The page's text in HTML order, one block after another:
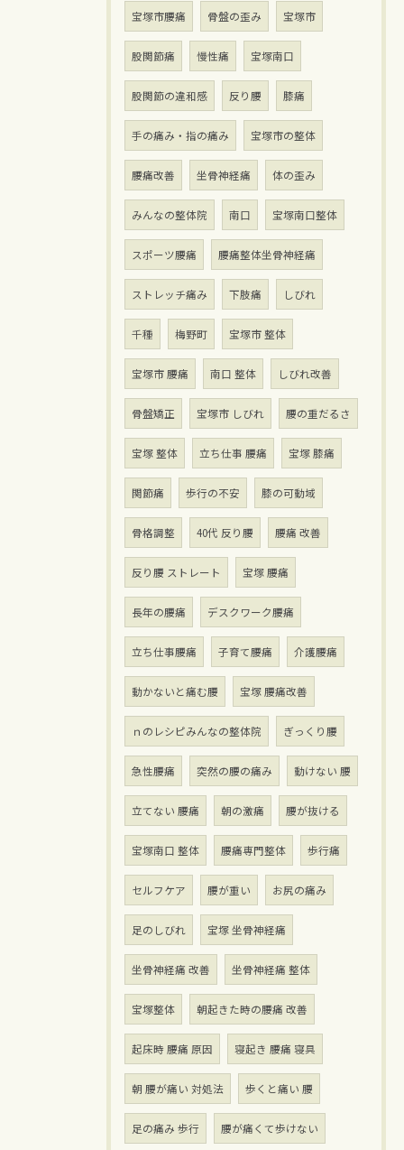
宝塚市腰痛 骨盤の歪み 宝塚市
股関節痛 慢性痛 宝塚南口
股関節の違和感 反り腰 膝痛
手の痛み・指の痛み 宝塚市の整体
腰痛改善 坐骨神経痛 体の歪み
みんなの整体院 南口 宝塚南口整体
スポーツ腰痛 腰痛整体坐骨神経痛
ストレッチ痛み 下肢痛 しびれ
千種 梅野町 宝塚市 整体
宝塚市 腰痛 南口 整体 しびれ改善
骨盤矯正 宝塚市 しびれ 腰の重だるさ
宝塚 整体 立ち仕事 腰痛 宝塚 膝痛
関節痛 歩行の不安 膝の可動域
骨格調整 40代 反り腰 腰痛 改善
反り腰 ストレート 宝塚 腰痛
長年の腰痛 デスクワーク腰痛
立ち仕事腰痛 子育て腰痛 介護腰痛
動かないと痛む腰 宝塚 腰痛改善
ｎのレシピみんなの整体院 ぎっくり腰
急性腰痛 突然の腰の痛み 動けない 腰
立てない 腰痛 朝の激痛 腰が抜ける
宝塚南口 整体 腰痛専門整体 歩行痛
セルフケア 腰が重い お尻の痛み
足のしびれ 宝塚 坐骨神経痛
坐骨神経痛 改善 坐骨神経痛 整体
宝塚整体 朝起きた時の腰痛 改善
起床時 腰痛 原因 寝起き 腰痛 寝具
朝 腰が痛い 対処法 歩くと痛い 腰
足の痛み 歩行 腰が痛くて歩けない